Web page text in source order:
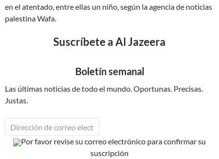
en el atentado, entre ellas un niño, según la agencia de noticias
palestina Wafa.
Suscríbete a Al Jazeera
Boletín semanal
Las últimas noticias de todo el mundo. Oportunas. Precisas.
Justas.
Por favor revise su correo electrónico para confirmar su
suscripción